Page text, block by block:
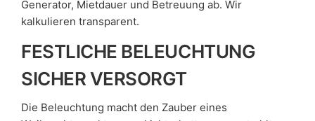
Generator, Mietdauer und Betreuung ab. Wir
kalkulieren transparent.
FESTLICHE BELEUCHTUNG
SICHER VERSORGT
Die Beleuchtung macht den Zauber eines